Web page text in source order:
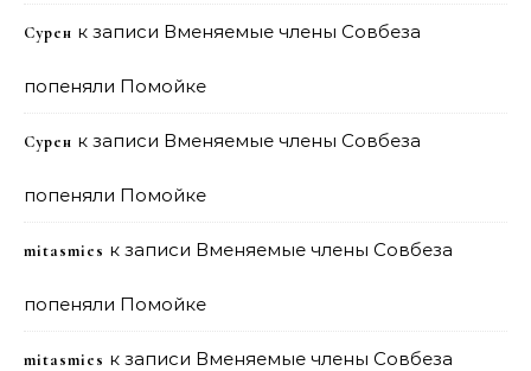
Сурен к записи Вменяемые члены Совбеза
попеняли Помойке
Сурен к записи Вменяемые члены Совбеза
попеняли Помойке
mitasmies к записи Вменяемые члены Совбеза
попеняли Помойке
mitasmies к записи Вменяемые члены Совбеза